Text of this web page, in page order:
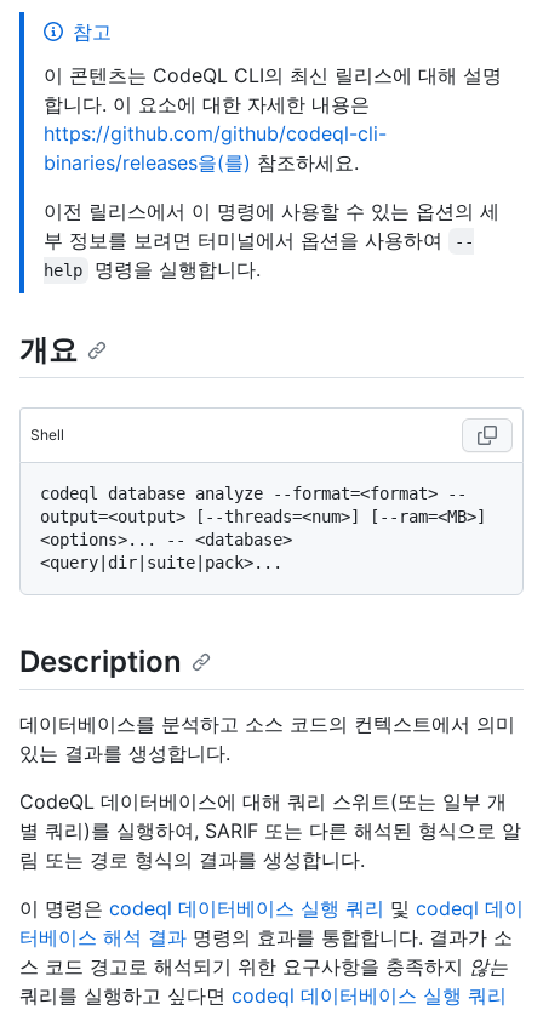
참고
이 콘텐츠는 CodeQL CLI의 최신 릴리스에 대해 설명
합니다. 이 요소에 대한 자세한 내용은
https://github.com/github/codeql-cli-
binaries/releases을(를) 참조하세요.
이전 릴리스에서 이 명령에 사용할 수 있는 옵션의 세
부 정보를 보려면 터미널에서 옵션을 사용하여
--
help
명령을 실행합니다.
개요
Shell
codeql database analyze --format=<format> --
output=<output> [--threads=<num>] [--ram=<MB>]
<options>... -- <database>
Description
데이터베이스를 분석하고 소스 코드의 컨텍스트에서 의미
있는 결과를 생성합니다.
CodeQL 데이터베이스에 대해 쿼리 스위트(또는 일부 개
별 쿼리)를 실행하여, SARIF 또는 다른 해석된 형식으로 알
림 또는 경로 형식의 결과를 생성합니다.
이 명령은 codeql 데이터베이스 실행 쿼리 및 codeql 데이
터베이스 해석 결과 명령의 효과를 통합합니다. 결과가 소
스 코드 경고로 해석되기 위한 요구사항을 충족하지 않는
쿼리를 실행하고 싶다면 codeql 데이터베이스 실행 쿼리